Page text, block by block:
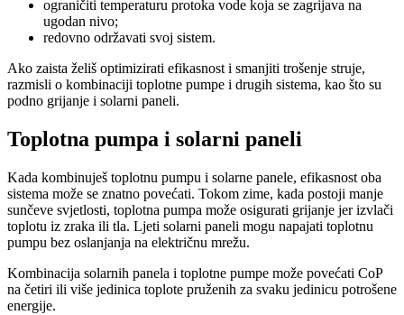
ograničiti temperaturu protoka vode koja se zagrijava na
ugodan nivo;
redovno održavati svoj sistem.
Ako zaista želiš optimizirati efikasnost i smanjiti trošenje struje,
razmisli o kombinaciji toplotne pumpe i drugih sistema, kao što su
podno grijanje i solarni paneli.
Toplotna pumpa i solarni paneli
Kada kombinuješ toplotnu pumpu i solarne panele, efikasnost oba
sistema može se znatno povećati. Tokom zime, kada postoji manje
sunčeve svjetlosti, toplotna pumpa može osigurati grijanje jer izvlači
toplotu iz zraka ili tla. Ljeti solarni paneli mogu napajati toplotnu
pumpu bez oslanjanja na električnu mrežu.
Kombinacija solarnih panela i toplotne pumpe može povećati CoP
na četiri ili više jedinica toplote pruženih za svaku jedinicu potrošene
energije.